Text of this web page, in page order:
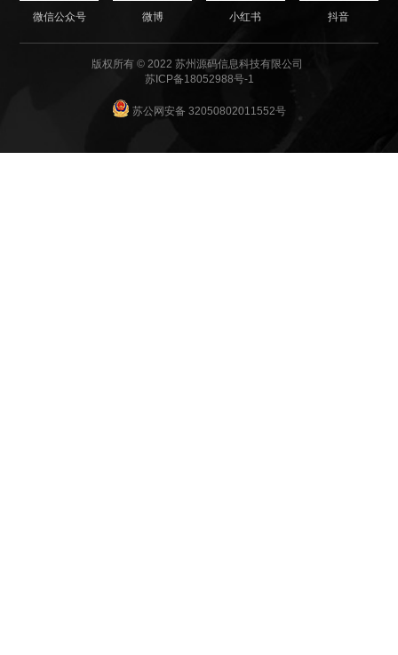
微信公众号 微博 小红书 抖音
版权所有 © 2022 苏州源码信息科技有限公司
苏ICP备18052988号-1
苏公网安备 32050802011552号